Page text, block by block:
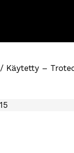
/ Käytetty –